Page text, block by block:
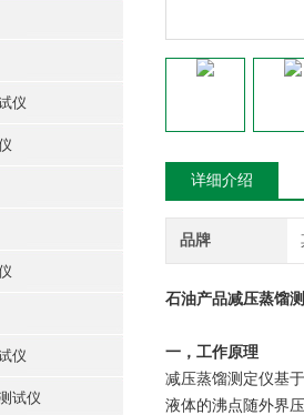
仪
仪
试仪
详细介绍
品牌
石油产品减压蒸馏
一，工作原理
减压蒸馏测定仪基
液体的沸点随外界